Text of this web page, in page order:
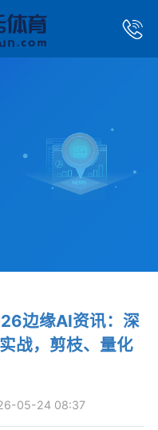
边缘AI资讯：深
战，剪枝、量化
05-24 08:37